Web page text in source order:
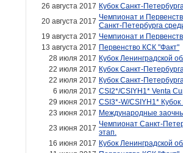
26 августа 2017 Кубок Санкт-
20 августа 2017 Чемпионат и
Санкт-Петербурга
19 августа 2017 Чемпионат и
13 августа 2017 Первенство КСК "Факт"
28 июля 2017 Кубок Ленинградской
22 июля 2017 Кубок Санкт-
22 июля 2017 Кубок Санкт-
6 июля 2017 CSI2*/CSIYH1* Venta
29 июня 2017 CSI3*-W/CSIYH1*
23 июня 2017 Международные
23 июня 2017 Чемпионат Санкт-
этап.
16 июня 2017 Кубок Ленинградской